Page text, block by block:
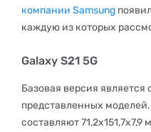
компании Samsung
каждую из которых
Galaxy S21 5G
Базовая версия
представленных
составляют 71,2x151,7x7,9